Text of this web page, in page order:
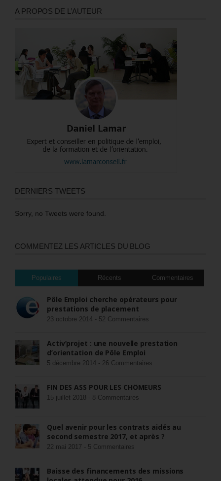
A PROPOS DE L’AUTEUR
DERNIERS TWEETS
Sorry, no Tweets were found.
COMMENTEZ LES ARTICLES DU BLOG
Populaires Récents Commentaires
Pôle Emploi cherche opérateurs pour
prestations de placement
23 octobre 2014 - 52 Commentaires
Activ’projet : une nouvelle prestation
d’orientation de Pôle Emploi
5 décembre 2014 - 26 Commentaires
FIN DES ASS POUR LES CHÔMEURS
15 juillet 2018 - 8 Commentaires
Quel avenir pour les contrats aidés au
second semestre 2017, et après ?
22 mai 2017 - 5 Commentaires
Baisse des financements des missions